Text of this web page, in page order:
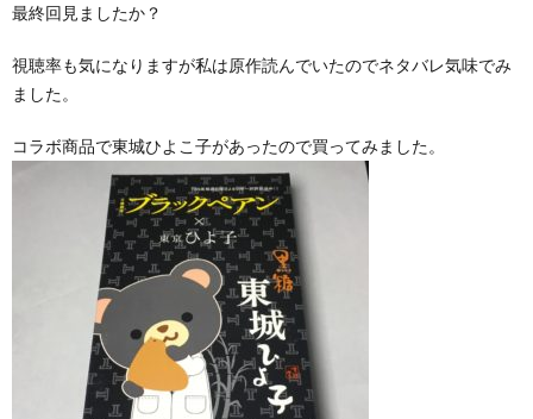
最終回見ましたか？
視聴率も気になりますが私は原作読んでいたのでネタバレ気味でみ
ました。
コラボ商品で東城ひよこ子があったので買ってみました。